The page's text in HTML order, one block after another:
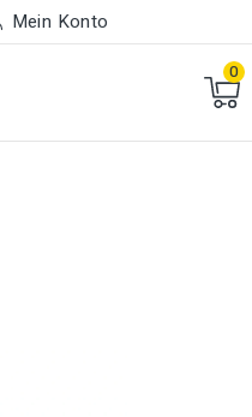
Mein Konto
0